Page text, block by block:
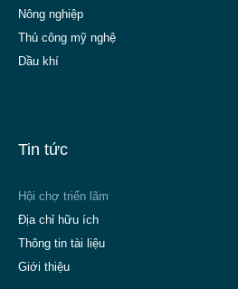
Nông nghiệp
Thủ công mỹ nghệ
Dầu khí
Tin tức
Hội chợ triển lãm
Địa chỉ hữu ích
Thông tin tài liệu
Giới thiệu